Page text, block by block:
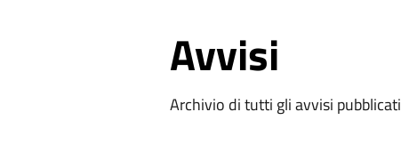
Avvisi
Archivio di tutti gli avvisi pubblicati